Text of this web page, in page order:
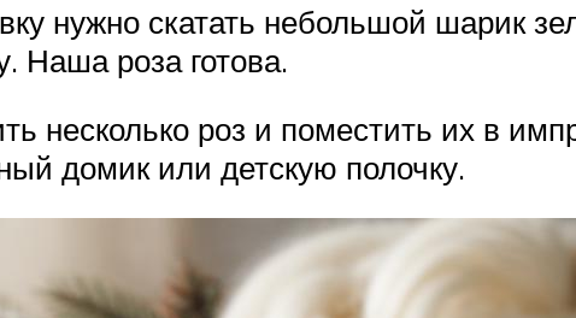
нужно скатать небольшой шарик
Наша роза готова.
несколько роз и поместить их в
домик или детскую полочку.